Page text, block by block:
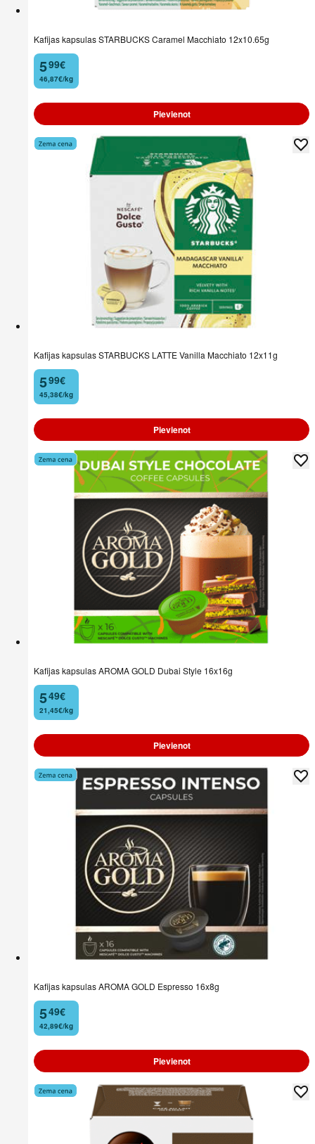
Kafijas kapsulas STARBUCKS Caramel Macchiato 12x10.65g
5
. 99€
46,87€/kg
Pievienot
Kafijas kapsulas STARBUCKS LATTE Vanilla Macchiato 12x11g
5
. 99€
45,38€/kg
Pievienot
Kafijas kapsulas AROMA GOLD Dubai Style 16x16g
5
. 49€
21,45€/kg
Pievienot
Kafijas kapsulas AROMA GOLD Espresso 16x8g
5
. 49€
42,89€/kg
Pievienot